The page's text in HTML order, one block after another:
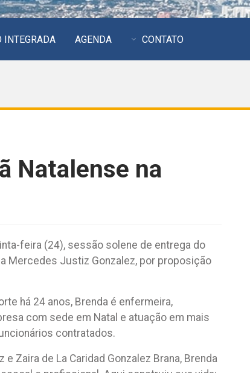
INTEGRADA AGENDA CONTATO
Natalense na
feira (24), sessão solene de entrega do
Mercedes Justiz Gonzalez, por proposição
há 24 anos, Brenda é enfermeira,
com sede em Natal e atuação em mais
contratados.
Zaira de La Caridad Gonzalez Brana, Brenda